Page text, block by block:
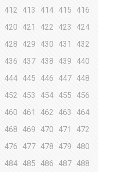
412 413 414 415
416
420 421 422 423
424
428 429 430 431
432
436 437 438 439
440
444 445 446 447 448
452 453 454 455
456
460 461 462 463
464
468 469 470 471
472
476 477 478 479
480
484 485 486 487 488